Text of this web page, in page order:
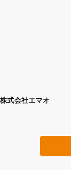
株式会社エマオ